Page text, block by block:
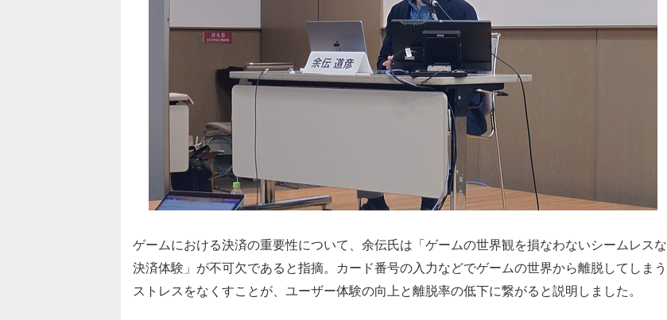
ゲームにおける決済の重要性について、余伝氏は「ゲームの世界観を損なわないシームレスな
決済体験」が不可欠であると指摘。カード番号の入力などでゲームの世界から離脱してしまう
ストレスをなくすことが、ユーザー体験の向上と離脱率の低下に繋がると説明しました。